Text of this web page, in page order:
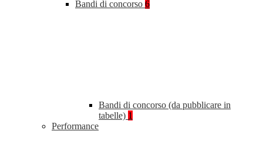
Bandi di concorso 6
Bandi di concorso (da pubblicare in
tabelle) 1
Performance